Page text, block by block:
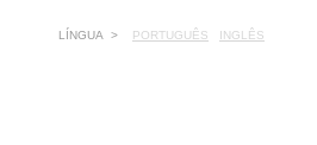
LÍNGUA > PORTUGUÊS INGLÊS